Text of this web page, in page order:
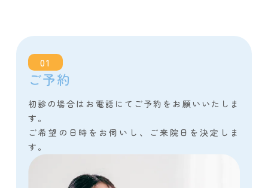
01
ご予約
初診の場合はお電話にてご予約をお願いいたしま
す。
ご希望の日時をお伺いし、ご来院日を決定しま
す。